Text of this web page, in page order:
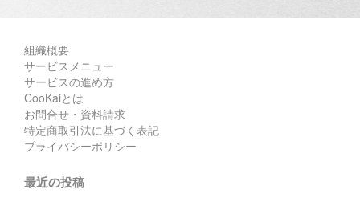
組織概要
サービスメニュー
サービスの進め方
CooKaiとは
お問合せ・資料請求
特定商取引法に基づく表記
プライバシーポリシー
最近の投稿